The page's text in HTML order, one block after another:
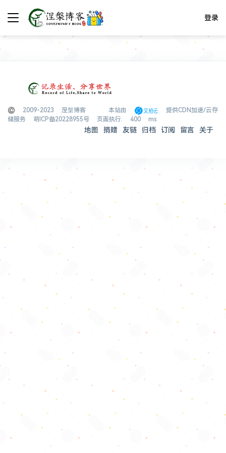
登录
© 2009-2023 涅槃博客 本站由
提供CDN加速/云存
储服务
萌ICP备20228955号 页面执行: 400 ms
地图 捐赠 友链 归档 订阅 留言 关于